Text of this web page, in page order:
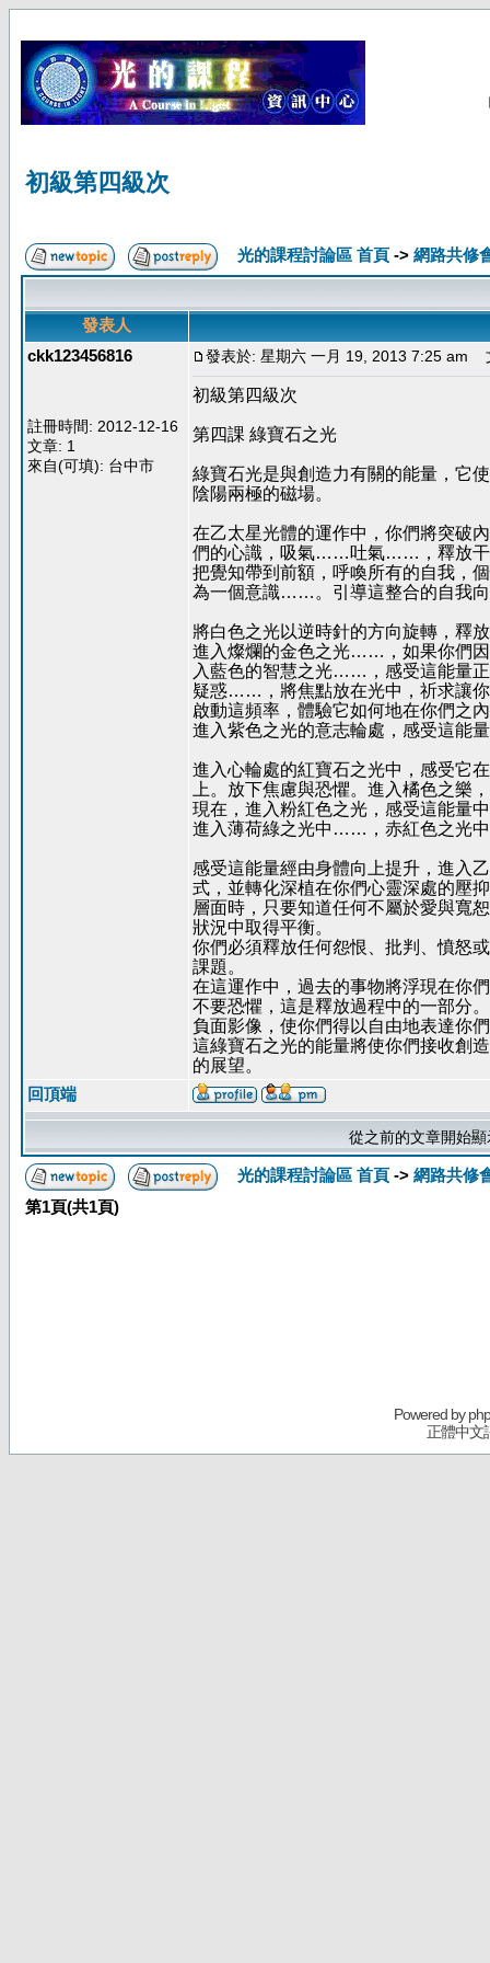
初級第四級次
光的課程討論區 首頁 -> 網路共修
發表人
ckk123456816
註冊時間: 2012-12-16
文章: 1
來自(可填): 台中市
發表於: 星期六 一月 19, 2013 7:25 am
初級第四級次
第四課 綠寶石之光
綠寶石光是與創造力有關的能量，它
陰陽兩極的磁場。
在乙太星光體的運作中，你們將突破
們的心識，吸氣……吐氣……，釋放
把覺知帶到前額，呼喚所有的自我，
為一個意識……。引導這整合的自我
將白色之光以逆時針的方向旋轉，釋
進入燦爛的金色之光……，如果你們
入藍色的智慧之光……，感受這能量
疑惑……，將焦點放在光中，祈求讓
啟動這頻率，體驗它如何地在你們之
進入紫色之光的意志輪處，感受這
進入心輪處的紅寶石之光中，感受它
上。放下焦慮與恐懼。進入橘色之
現在，進入粉紅色之光，感受這能
進入薄荷綠之光中……，赤紅色之光
感受這能量經由身體向上提升，進入
式，並轉化深植在你們心靈深處的壓
層面時，只要知道任何不屬於愛與寬
狀況中取得平衡。
你們必須釋放任何怨恨、批判、憤怒
課題。
在這運作中，過去的事物將浮現在你
不要恐懼，這是釋放過程中的一部分
負面影像，使你們得以自由地表達你
這綠寶石之光的能量將使你們接收創
的展望。
回頂端
從之前的文章開始
光的課程討論區 首頁 -> 網路共修
第1頁(共1頁)
Powered by
正體中文